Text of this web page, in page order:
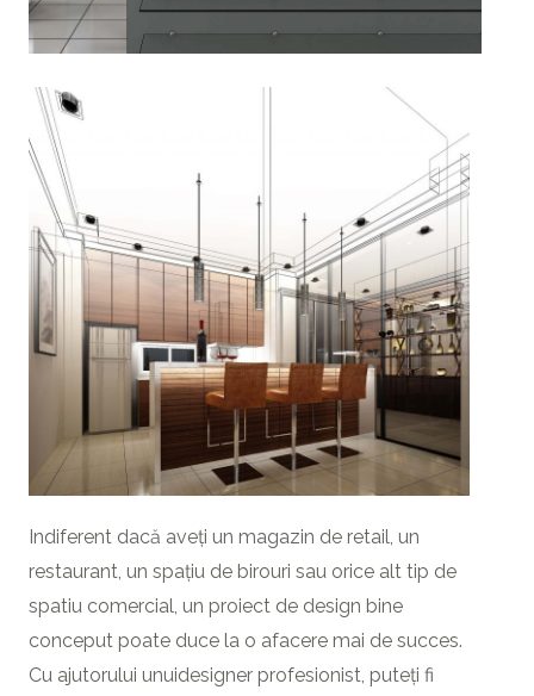
Indiferent dacă aveți un magazin de retail, un
restaurant, un spațiu de birouri sau orice alt tip de
spatiu comercial, un proiect de design bine
conceput poate duce la o afacere mai de succes.
Cu ajutorului unuidesigner profesionist, puteți fi